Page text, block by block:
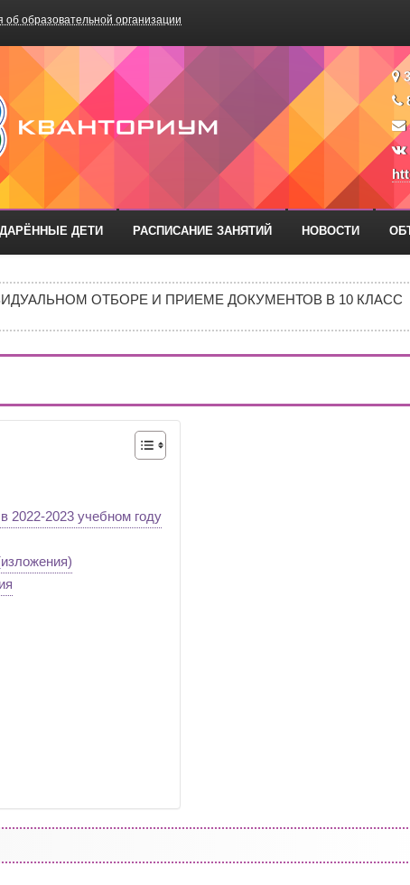
об образовательной организации
«Школа №75»
ДЕТИ РАСПИСАНИЕ ЗАНЯТИЙ НОВОСТИ
ОРГАНИЗАЦИЙ РОСТОВСКОЙ ОБЛАСТИ ДЛЯ
ОТБОРЕ И ПРИЕМЕ ДОКУМЕНТОВ В 10 КЛАСС
10 КЛАСС
В МБОУ «ШКОЛА № 75» ОТКРЫВАЮТСЯ КЛАССЫ
ОРГАНИЗАЦИЙ РОСТОВСКОЙ ОБЛАСТИ ДЛЯ
2022-2023 учебном году